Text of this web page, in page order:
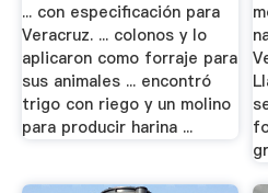
... con especificación para
Veracruz. ... colonos y lo
aplicaron como forraje para
sus animales ... encontró
trigo con riego y un molino
para producir harina ...